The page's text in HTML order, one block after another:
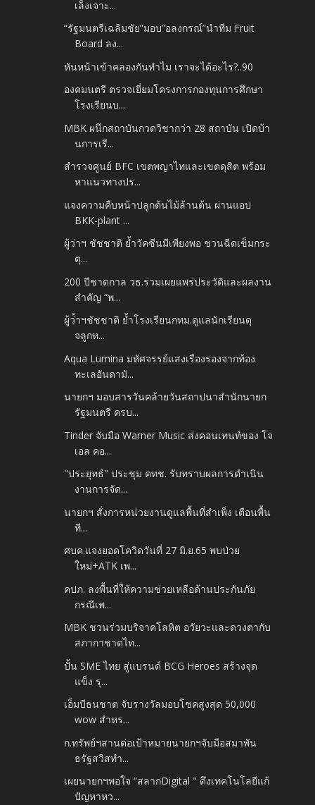
เล็งเจาะ...
“รัฐมนตรีเฉลิมชัย”มอบ”อลงกรณ์”นำทีม Fruit
Board ลง...
หันหน้าเข้าคลองกันทำไม เราจะได้อะไร?..90
องคมนตรี ตรวจเยี่ยมโครงการกองทุนการศึกษา
โรงเรียนบ...
MBK ผนึกสถาบันกวดวิชากว่า 28 สถาบัน เปิดบ้า
นการเรี...
สำรวจศูนย์ BFC เขตพญาไทและเขตดุสิต พร้อม
หาแนวทางปร...
แจงความคืบหน้าปลูกต้นไม้ล้านต้น ผ่านแอป
BKK-plant ...
ผู้ว่าฯ ชัชชาติ ย้ำวัคซีนมีเพียงพอ ชวนฉีดเข็มกระ
ตุ...
200 ปีชาตกาล วธ.ร่วมเผยแพร่ประวัติและผลงาน
สำคัญ “พ...
ผู้ว่้าฯชัชชาติ ย้ำโรงเรียนกทม.ดูแลนักเรียนดุ
จลูกห...
Aqua Lumina มหัศจรรย์แสงเรืองรองจากท้อง
ทะเลอันดามั...
นายกฯ มอบสารวันคล้ายวันสถาปนาสำนักนายก
รัฐมนตรี ครบ...
Tinder จับมือ Warner Music ส่งคอนเทนท์ของ โจ
เอล คอ...
"ประยุทธ์" ประชุม คทช. รับทราบผลการดำเนิน
งานการจัด...
นายกฯ สั่งการหน่วยงานดูแลพื้นที่สำเพ็ง เตือนพื้น
ที...
ศบค.แจงยอดโควิดวันที่ 27 มิ.ย.65 พบป่วย
ใหม่+ATK เพ...
คปภ. ลงพื้นที่ให้ความช่วยเหลือด้านประกันภัย
กรณีเพ...
MBK ชวนร่วมบริจาคโลหิต อวัยวะและดวงตากับ
สภากาชาดไท...
ปั้น SME ไทย สู่แบรนด์ BCG Heroes สร้างจุด
แข็ง รุ...
เอ็มบีธนชาต จับรางวัลมอบโชคสูงสุด 50,000
wow สำหร...
ก.ทรัพย์ฯสานต่อเป้าหมายนายกฯจับมือสมาพัน
ธรัฐสวิสทำ...
เผยนายกฯพอใจ “สลากDigital " ดึงเทคโนโลยีแก้
ปัญหาหว...